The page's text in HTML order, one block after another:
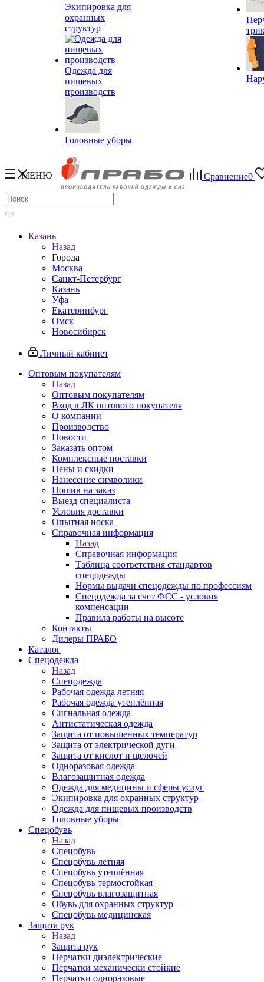
Экипировка для
охранных
структур
Одежда для
пищевых
производств
Головные уборы
МЕНЮ Сравнение0
Казань
Назад
Города
Москва
Санкт-Петербург
Казань
Уфа
Екатеринбург
Омск
Новосибирск
Личный кабинет
Оптовым покупателям
Назад
Оптовым покупателям
Вход в ЛК оптового покупателя
О компании
Производство
Новости
Заказать оптом
Комплексные поставки
Цены и скидки
Нанесение символики
Пошив на заказ
Выезд специалиста
Условия доставки
Опытная носка
Справочная информация
Назад
Справочная информация
Таблица соответствия стандартов
спецодежды
Нормы выдачи спецодежды по профессиям
Спецодежда за счет ФСС - условия
компенсации
Правила работы на высоте
Контакты
Дилеры ПРАБО
Каталог
Спецодежда
Назад
Спецодежда
Рабочая одежда летняя
Рабочая одежда утеплённая
Сигнальная одежда
Антистатическая одежда
Защита от повышенных температур
Защита от электрической дуги
Защита от кислот и щелочей
Одноразовая одежда
Влагозащитная одежда
Одежда для медицины и сферы услуг
Экипировка для охранных структур
Одежда для пищевых производств
Головные уборы
Спецобувь
Назад
Спецобувь
Спецобувь летняя
Спецобувь утеплённая
Спецобувь термостойкая
Спецобувь влагозащитная
Обувь для охранных структур
Спецобувь медицинская
Защита рук
Назад
Защита рук
Перчатки диэлектрические
Перчатки механически стойкие
Перчатки одноразовые